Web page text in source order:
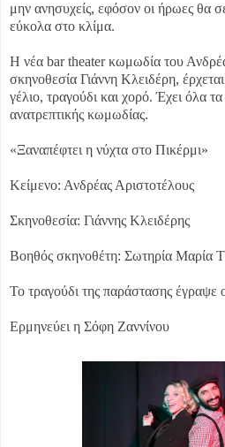
μην ανησυχείς, εφόσον οι ήρωες θα
εύκολα στο κλίμα.
Η νέα bar theater κωμωδία του
σκηνοθεσία Γιάννη Κλειδέρη,
γέλιο, τραγούδι και χορό. Έχει όλα
ανατρεπτικής κωμωδίας.
«Ξαναπέφτει η νύχτα στο Πικέρμι»
Κείμενο: Ανδρέας Αριστοτέλους
Σκηνοθεσία: Γιάννης Κλειδέρης
Βοηθός σκηνοθέτη: Σωτηρία Μαρία
Το τραγούδι της παράστασης
Ερμηνεύει η Σόφη Ζαννίνου